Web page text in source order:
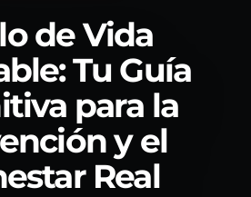
de Vida
Tu Guía
para la
y el
Real